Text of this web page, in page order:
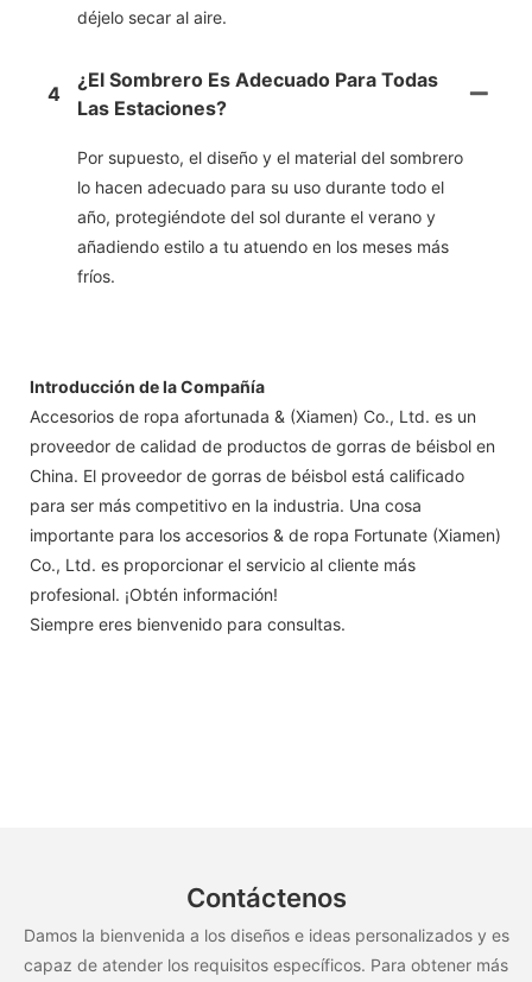
déjelo secar al aire.
4
¿El Sombrero Es Adecuado Para Todas
Las Estaciones?
Por supuesto, el diseño y el material del sombrero
lo hacen adecuado para su uso durante todo el
año, protegiéndote del sol durante el verano y
añadiendo estilo a tu atuendo en los meses más
fríos.
Introducción de la Compañía
Accesorios de ropa afortunada & (Xiamen) Co., Ltd. es un
proveedor de calidad de productos de gorras de béisbol en
China. El proveedor de gorras de béisbol está calificado
para ser más competitivo en la industria. Una cosa
importante para los accesorios & de ropa Fortunate (Xiamen)
Co., Ltd. es proporcionar el servicio al cliente más
profesional. ¡Obtén información!
Siempre eres bienvenido para consultas.
Contáctenos
Damos la bienvenida a los diseños e ideas personalizados y es
capaz de atender los requisitos específicos. Para obtener más